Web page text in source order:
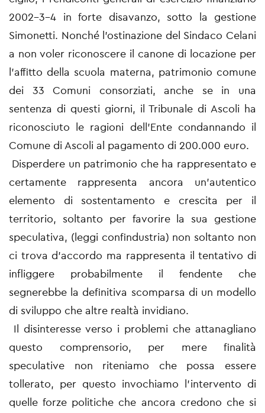
2002-3-4 in forte disavanzo, sotto la gestione
Simonetti. Nonché l'ostinazione del Sindaco Celani
a non voler riconoscere il canone di locazione per
l'affitto della scuola materna, patrimonio comune
dei 33 Comuni consorziati, anche se in una
sentenza di questi giorni, il Tribunale di Ascoli ha
riconosciuto le ragioni dell'Ente condannando il
Comune di Ascoli al pagamento di 200.000 euro.
Disperdere un patrimonio che ha rappresentato e
certamente rappresenta ancora un'autentico
elemento di sostentamento e crescita per il
territorio, soltanto per favorire la sua gestione
speculativa, (leggi confindustria) non soltanto non
ci trova d'accordo ma rappresenta il tentativo di
infliggere probabilmente il fendente che
segnerebbe la definitiva scomparsa di un modello
di sviluppo che altre realtà invidiano.
Il disinteresse verso i problemi che attanagliano
questo comprensorio, per mere finalità
speculative non riteniamo che possa essere
tollerato, per questo invochiamo l'intervento di
quelle forze politiche che ancora credono che si